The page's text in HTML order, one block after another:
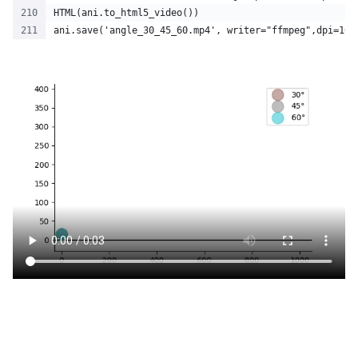
HTML(ani.to_html5_video())
ani.save('angle_30_45_60.mp4',